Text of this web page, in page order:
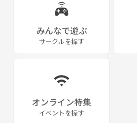
みんなで遊ぶ
サークルを探す
オンライン特集
イベントを探す